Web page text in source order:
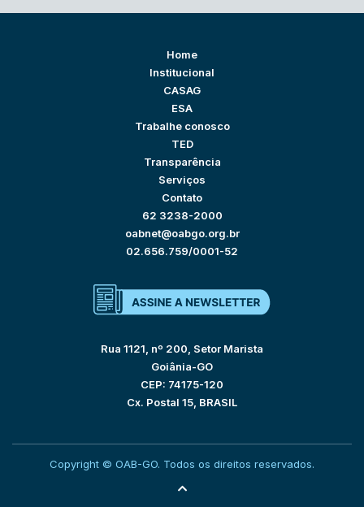
Home
Institucional
CASAG
ESA
Trabalhe conosco
TED
Transparência
Serviços
Contato
62 3238-2000
oabnet@oabgo.org.br
02.656.759/0001-52
Rua 1121, nº 200, Setor Marista
Goiânia-GO
CEP: 74175-120
Cx. Postal 15, BRASIL
Copyright © OAB-GO. Todos os direitos reservados.